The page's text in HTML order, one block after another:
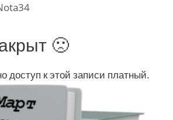
🙁
доступ к этой записи платный.